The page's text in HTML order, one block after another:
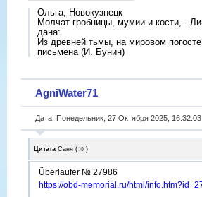
Ольга, Новокузнецк
Молчат гробницы, мумии и кости, -
дана:
Из древней тьмы, на мировом
письмена (И. Бунин)
AgniWater71
Дата: Понедельник, 27 Октября 2025,
Цитата Саня ( )
Überläufer № 27986
https://obd-memorial.ru/html/